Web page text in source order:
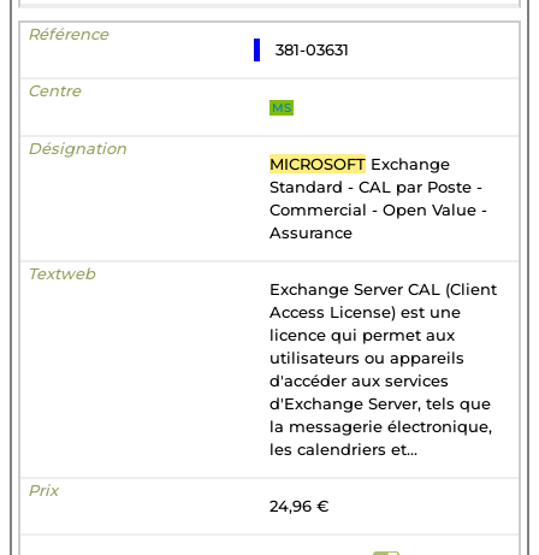
381-03631
MS
MICROSOFT Exchange
Standard - CAL par Poste -
Commercial - Open Value -
Assurance
Exchange Server CAL (Client
Access License) est une
licence qui permet aux
utilisateurs ou appareils
d'accéder aux services
d'Exchange Server, tels que
la messagerie électronique,
les calendriers et...
24,96 €